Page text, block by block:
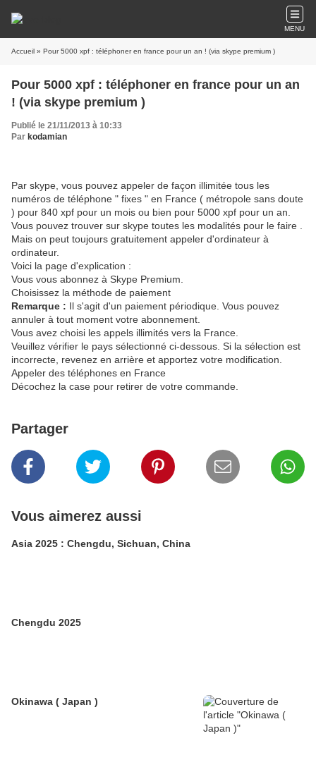
MENU
Accueil » Pour 5000 xpf : téléphoner en france pour un an ! (via skype premium )
Pour 5000 xpf : téléphoner en france pour un an
! (via skype premium )
Publié le 21/11/2013 à 10:33
Par kodamian
Par skype, vous pouvez appeler de façon illimitée tous les
numéros de téléphone " fixes " en France ( métropole sans doute
) pour 840 xpf pour un mois ou bien pour 5000 xpf pour un an.
Vous pouvez trouver sur skype toutes les modalités pour le faire .
Mais on peut toujours gratuitement appeler d'ordinateur à
ordinateur.
Voici la page d'explication :
Vous vous abonnez à Skype Premium.
Choisissez la méthode de paiement
Remarque : Il s'agit d'un paiement périodique. Vous pouvez
annuler à tout moment votre abonnement.
Vous avez choisi les appels illimités vers la France.
Veuillez vérifier le pays sélectionné ci-dessous. Si la sélection est
incorrecte, revenez en arrière et apportez votre modification.
Appeler des téléphones en France
Décochez la case pour retirer de votre commande.
Partager
Vous aimerez aussi
Asia 2025 : Chengdu, Sichuan, China
Chengdu 2025
Okinawa ( Japan )